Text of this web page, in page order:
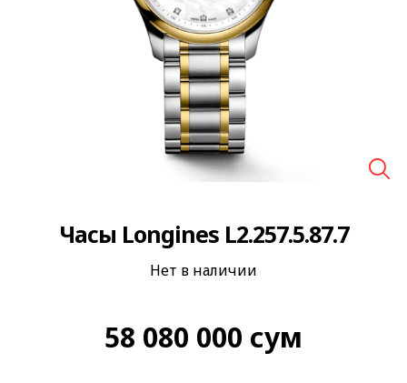
Часы Longines L2.257.5.87.7
Нет в наличии
58 080 000 сум